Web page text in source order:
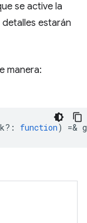
se active la
estarán
manera:
: function) =&